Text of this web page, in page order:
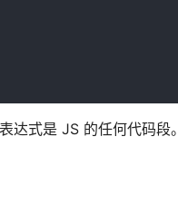
式是 JS 的任何代码段